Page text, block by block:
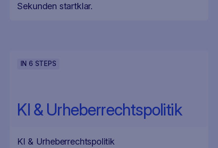
Sekunden startklar.
IN 6 STEPS
KI & Urheberrechtspolitik
KI & Urheberrechtspolitik